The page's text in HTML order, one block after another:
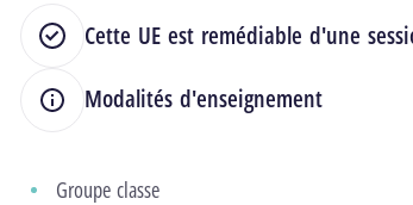
Cette UE est remédiable d'une
Modalités d'enseignement
Groupe classe